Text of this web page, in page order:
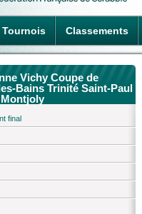
Tournois Classements
Vichy Coupe de
Bains Trinité Saint-Paul
final